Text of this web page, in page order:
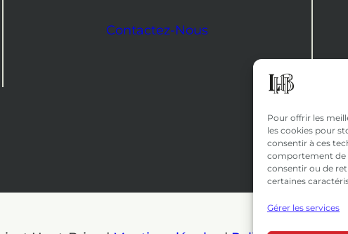
Pour offrir les
les cookies pour
consentir à ces
comportement de
consentir ou de
certaines
Gérer les services
Contactez-Nous